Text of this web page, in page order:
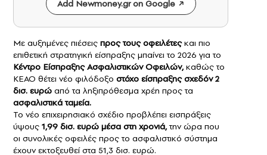
Add Newmoney.gr on Google
Με αυξημένες πιέσεις προς τους οφειλέτεςκαι πιο
επιθετική στρατηγική είσπραξης μπαίνει το 2026 για το
Κέντρο Είσπραξης Ασφαλιστικών Οφειλών,καθώς το
ΚΕΑΟ θέτει νέο φιλόδοξο στόχο είσπραξης σχεδόν 2
δισ. ευρώ από τα ληξιπρόθεσμα χρέη προς τα
ασφαλιστικά ταμεία.
Το νέο επιχειρησιακό σχέδιο προβλέπει εισπράξεις
ύψους 1,99 δισ. ευρώ μέσα στη χρονιά,την ώρα που
οι συνολικές οφειλές προς το ασφαλιστικό σύστημα
έχουν εκτοξευθεί στα 51,3 δισ. ευρώ.